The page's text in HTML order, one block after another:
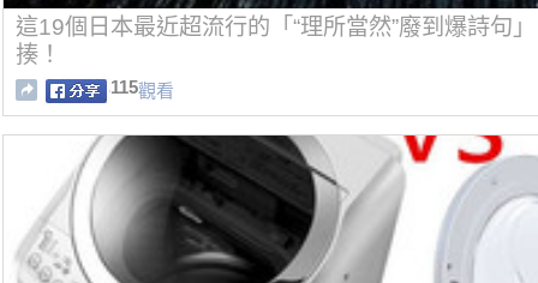
這19個日本最近超流行的「“理所當然”廢到爆詩句
揍！
115觀看